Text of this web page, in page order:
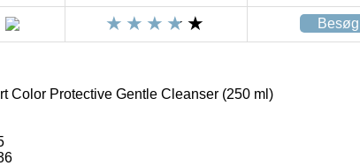
Color Protective Gentle Cleanser (250 ml)